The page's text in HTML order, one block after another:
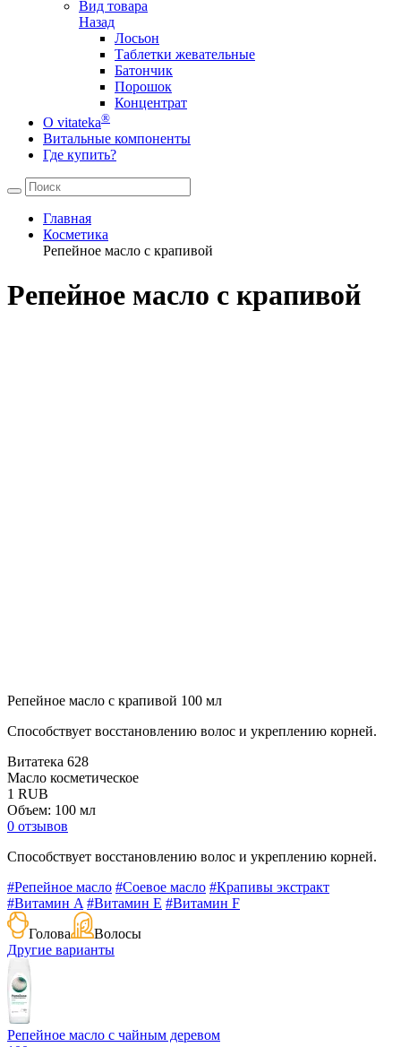
Вид товара
Назад
Лосьон
Таблетки жевательные
Батончик
Порошок
Концентрат
О vitateka®
Витальные компоненты
Где купить?
Главная
Косметика
Репейное масло с крапивой
Репейное масло с крапивой
Репейное масло с крапивой 100 мл
Способствует восстановлению волос и укреплению корней.
Витатека 628
Масло косметическое
1 RUB
Объем: 100 мл
0 отзывов
Способствует восстановлению волос и укреплению корней.
#Репейное масло #Соевое масло #Крапивы экстракт
#Витамин A #Витамин E #Витамин F
Голова
Волосы
Другие варианты
Репейное масло с чайным деревом